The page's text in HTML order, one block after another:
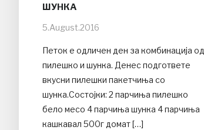
ШУНКА
5.August.2016
Петок е одличен ден за комбинација од
пилешко и шунка. Денес подгответе
вкусни пилешки пакетчиња со
шунка.Состојки: 2 парчиња пилешко
бело месо 4 парчиња шунка 4 парчиња
кашкавал 500г домат […]